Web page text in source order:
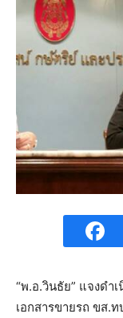
“พ.อ.วินธัย” แจงดำ
เอกสารขายรถ ขส.